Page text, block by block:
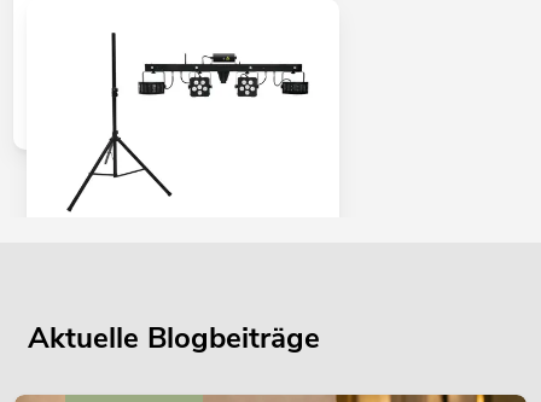
Aktuelle Blogbeiträge